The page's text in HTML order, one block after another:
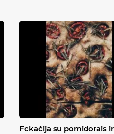
Fokačija su pomidorais ir